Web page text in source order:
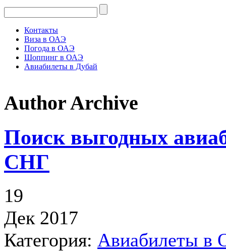
Контакты
Виза в ОАЭ
Погода в ОАЭ
Шоппинг в ОАЭ
Авиабилеты в Дубай
Author Archive
Поиск выгодных
СНГ
19
Дек 2017
Категория: Авиабилеты в